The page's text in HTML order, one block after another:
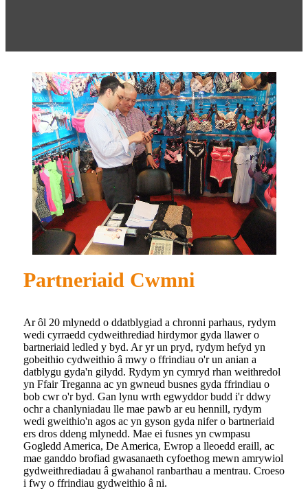
Partneriaid Cwmni
Ar ôl 20 mlynedd o ddatblygiad a chronni parhaus, rydym
wedi cyrraedd cydweithrediad hirdymor gyda llawer o
bartneriaid ledled y byd. Ar yr un pryd, rydym hefyd yn
gobeithio cydweithio â mwy o ffrindiau o'r un anian a
datblygu gyda'n gilydd. Rydym yn cymryd rhan weithredol
yn Ffair Treganna ac yn gwneud busnes gyda ffrindiau o
bob cwr o'r byd. Gan lynu wrth egwyddor budd i'r ddwy
ochr a chanlyniadau lle mae pawb ar eu hennill, rydym
wedi gweithio'n agos ac yn gyson gyda nifer o bartneriaid
ers dros ddeng mlynedd. Mae ei fusnes yn cwmpasu
Gogledd America, De America, Ewrop a lleoedd eraill, ac
mae ganddo brofiad gwasanaeth cyfoethog mewn amrywiol
gydweithrediadau â gwahanol ranbarthau a mentrau. Croeso
i fwy o ffrindiau gydweithio â ni.